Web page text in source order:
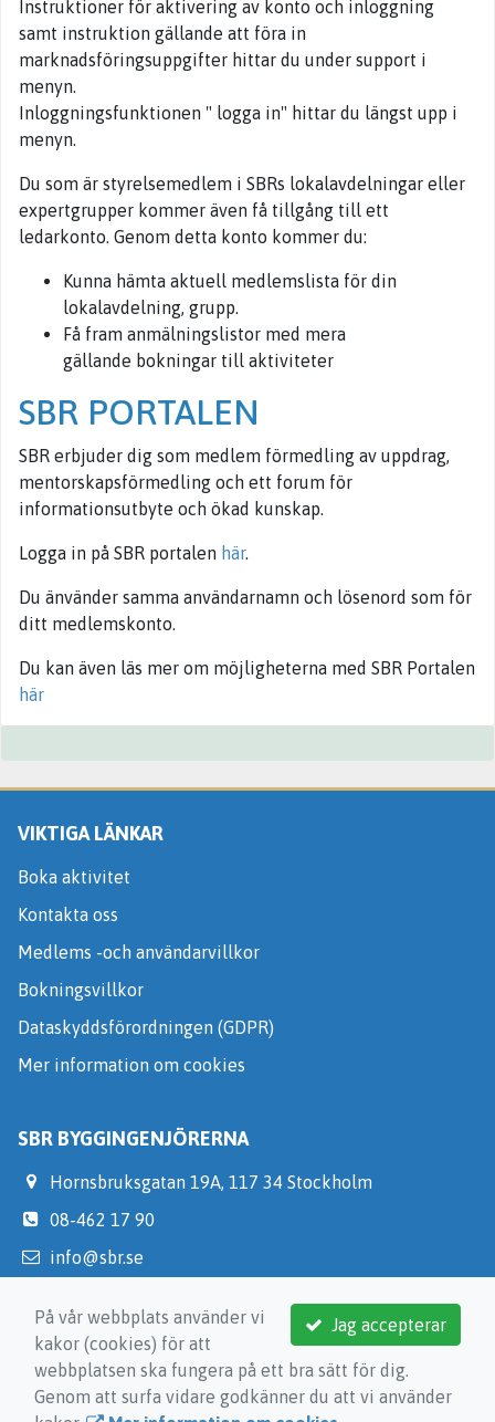
Instruktioner för aktivering av konto och inloggning
samt instruktion gällande att föra in
marknadsföringsuppgifter hittar du under support i
menyn.
Inloggningsfunktionen " logga in" hittar du längst upp i
menyn.
Du som är styrelsemedlem i SBRs lokalavdelningar eller
expertgrupper kommer även få tillgång till ett
ledarkonto. Genom detta konto kommer du:
Kunna hämta aktuell medlemslista för din
lokalavdelning, grupp.
Få fram anmälningslistor med mera
gällande bokningar till aktiviteter
SBR PORTALEN
SBR erbjuder dig som medlem förmedling av uppdrag,
mentorskapsförmedling och ett forum för
informationsutbyte och ökad kunskap.
Logga in på SBR portalen här.
Du änvänder samma användarnamn och lösenord som för
ditt medlemskonto.
Du kan även läs mer om möjligheterna med SBR Portalen
här
VIKTIGA LÄNKAR
Boka aktivitet
Kontakta oss
Medlems -och användarvillkor
Bokningsvillkor
Dataskyddsförordningen (GDPR)
Mer information om cookies
SBR BYGGINGENJÖRERNA
Hornsbruksgatan 19A, 117 34 Stockholm
08-462 17 90
info@sbr.se
Jag accepterar
På vår webbplats använder vi
kakor (cookies) för att
webbplatsen ska fungera på ett bra sätt för dig.
Genom att surfa vidare godkänner du att vi använder